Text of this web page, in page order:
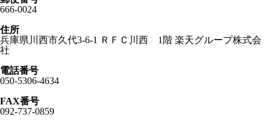
666-0024
住所
兵庫県川西市久代3-6-1 ＲＦＣ川西 1階 楽天グループ株式会
社
電話番号
050-5306-4634
FAX番号
092-737-0859